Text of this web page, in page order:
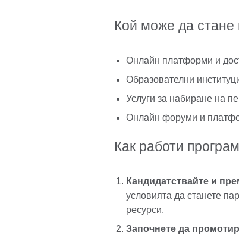
Кой може да стане
Онлайн платформи и
Образователни
Услуги за набиране на
Онлайн форуми и
Как работи
Кандидатствайте и
условията да станете
ресурси.
Започнете да